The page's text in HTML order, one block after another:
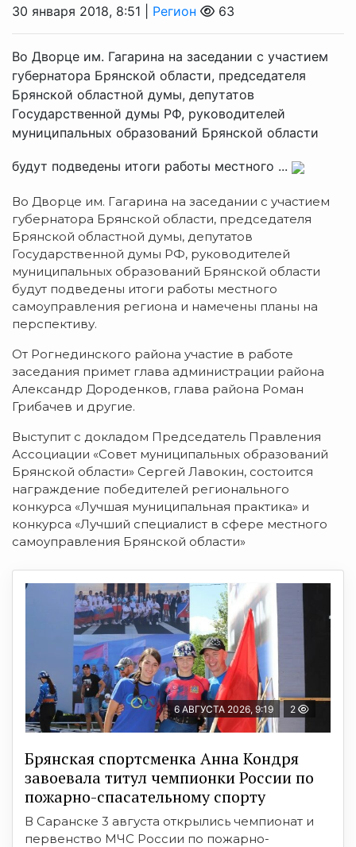
30 января 2018, 8:51 | Регион 63
Во Дворце им. Гагарина на заседании с участием
губернатора Брянской области, председателя
Брянской областной думы, депутатов
Государственной думы РФ, руководителей
муниципальных образований Брянской области
будут подведены итоги работы местного ...
Во Дворце им. Гагарина на заседании с участием
губернатора Брянской области, председателя
Брянской областной думы, депутатов
Государственной думы РФ, руководителей
муниципальных образований Брянской области
будут подведены итоги работы местного
самоуправления региона и намечены планы на
перспективу.
От Рогнединского района участие в работе
заседания примет глава администрации района
Александр Дороденков, глава района Роман
Грибачев и другие.
Выступит с докладом Председатель Правления
Ассоциации «Совет муниципальных образований
Брянской области» Сергей Лавокин, состоится
награждение победителей регионального
конкурса «Лучшая муниципальная практика» и
конкурса «Лучший специалист в сфере местного
самоуправления Брянской области»
6 АВГУСТА 2026, 9:19 2
Брянская спортсменка Анна Кондря
завоевала титул чемпионки России по
пожарно-спасательному спорту
В Саранске 3 августа открылись чемпионат и
первенство МЧС России по пожарно-